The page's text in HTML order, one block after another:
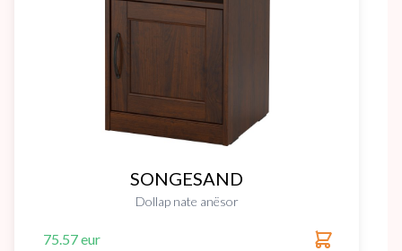
SONGESAND
Dollap nate anësor
75.57 eur